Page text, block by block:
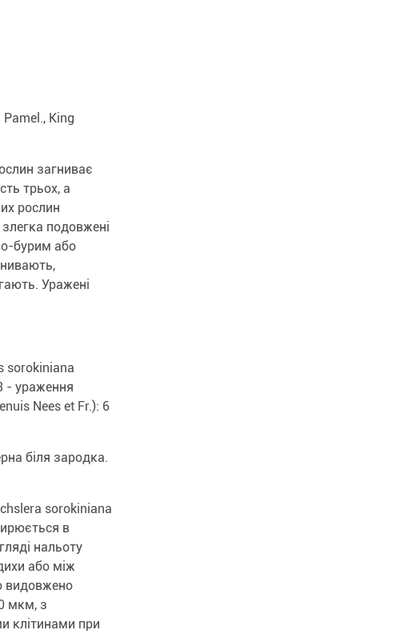
King
загниває
трьох, а
рослин
подовжені
бурим або
Уражені
sorokiniana
- ураження
Nees et Fr.): 6
біля зародка.
sorokiniana
в
нальоту
або між
видовжено
мкм, з
клітинами при